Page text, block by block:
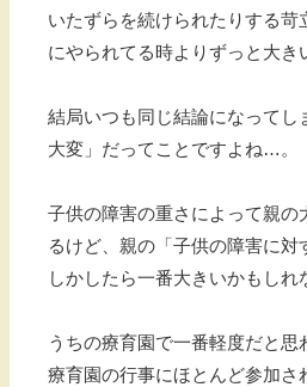
いたずらを続けられたりする苛
にやられてる時よりずっと大き
結局いつも同じ結論になってし
大変」だってことですよね…。
子供の障害の重さによって親の
るけど、親の「子供の障害に対
しかしたら一番大きいかもしれ
うちの療育園で一番軽度だと思
療育園の行事にほとんど参加さ